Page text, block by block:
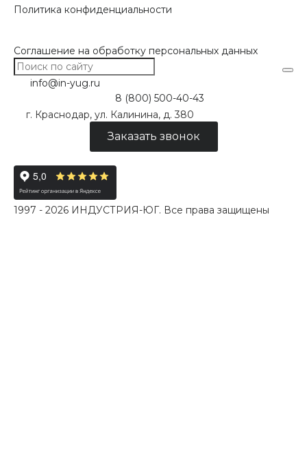
Политика конфиденциальности
Соглашение на обработку персональных данных
info@in-yug.ru
8 (800) 500-40-43
г. Краснодар, ул. Калинина, д. 380
Заказать звонок
1997 - 2026 ИНДУСТРИЯ-ЮГ. Все права защищены